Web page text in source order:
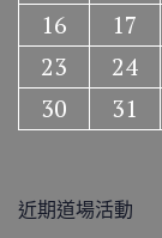
16
17
23
24
30
31
近期道場活動